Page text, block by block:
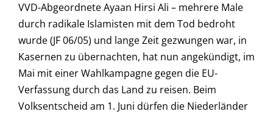
VVD-Abgeordnete Ayaan Hirsi Ali – mehrere Male
durch radikale Islamisten mit dem Tod bedroht
wurde (JF 06/05) und lange Zeit gezwungen war, in
Kasernen zu übernachten, hat nun angekündigt, im
Mai mit einer Wahlkampagne gegen die EU-
Verfassung durch das Land zu reisen. Beim
Volksentscheid am 1. Juni dürfen die Niederländer